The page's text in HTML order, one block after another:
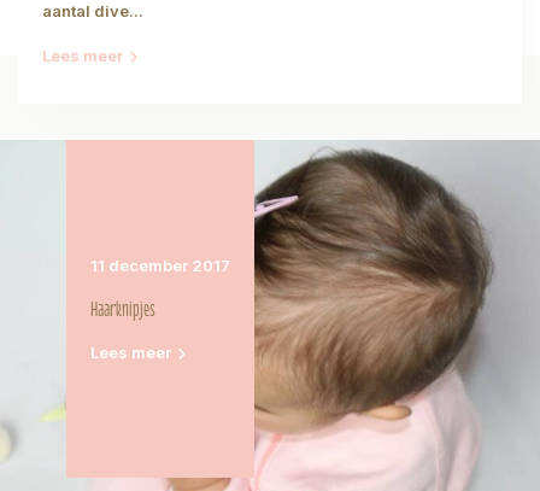
aantal dive...
Lees meer
11 december 2017
Haarknipjes
Lees meer